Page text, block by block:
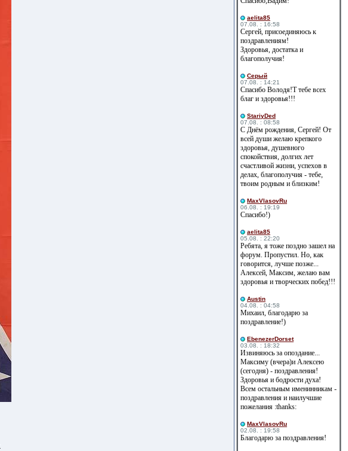
aelita85
07.08. : 16:58
Сергей, присоединяюсь к
поздравлениям!
Здоровья, достатка и
благополучия!
Cерый
07.08. : 14:21
Спасибо Володя!Т тебе всех
благ и здоровья!!!
StariyDed
07.08. : 08:58
С Днём рождения, Сергей! От
всей души желаю крепкого
здоровья, душевного
спокойствия, долгих лет
счастливой жизни, успехов в
делах, благополучия - тебе,
твоим родным и близким!
MaxVlasovRu
06.08. : 19:19
Спасибо!)
aelita85
05.08. : 22:20
Ребята, я тоже поздно зашел на
форум. Пропустил. Но, как
говорится, лучше позже...
Алексей, Максим, желаю вам
здоровья и творческих побед!!!
Austin
04.08. : 04:58
Михаил, благодарю за
поздравление!)
EbenezerDorset
03.08. : 18:32
Извиняюсь за опоздание...
Максиму (вчера)и Алексею
(сегодня) - поздравления!
Здоровья и бодрости духа!
Всем остальным именинникам -
поздравления и наилучшие
пожелания :thanks:
MaxVlasovRu
02.08. : 19:58
Благодарю за поздравления!